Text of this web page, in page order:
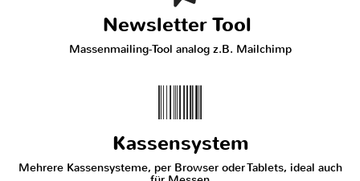
Newsletter Tool
Massenmailing-Tool analog z.B. Mailchimp
Kassensystem
Mehrere Kassensysteme, per Browser oder Tablets, ideal auch